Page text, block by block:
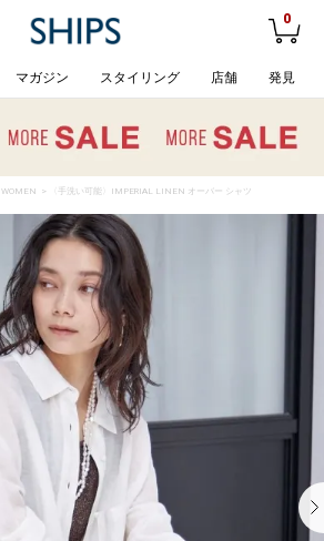
0
マガジン スタイリング 店舗 発見
WOMEN > 〈手洗い可能〉IMPERIAL LINEN オーバー シャツ